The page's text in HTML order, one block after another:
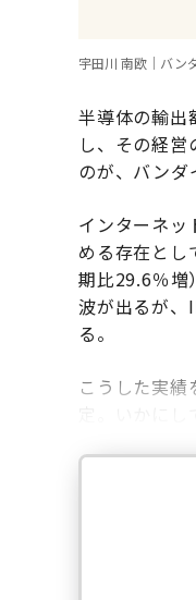
宇田川 南欧｜バン
半導体の輸出
し、その経
のが、バンダ
インターネッ
める存在と
期比29.6％増
波が出るが、
る。
こうした実